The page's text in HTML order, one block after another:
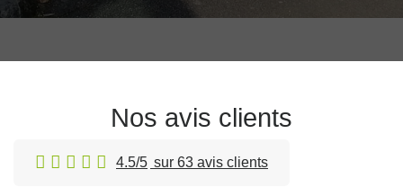
Nos avis clients
4.5/5 sur 63 avis clients